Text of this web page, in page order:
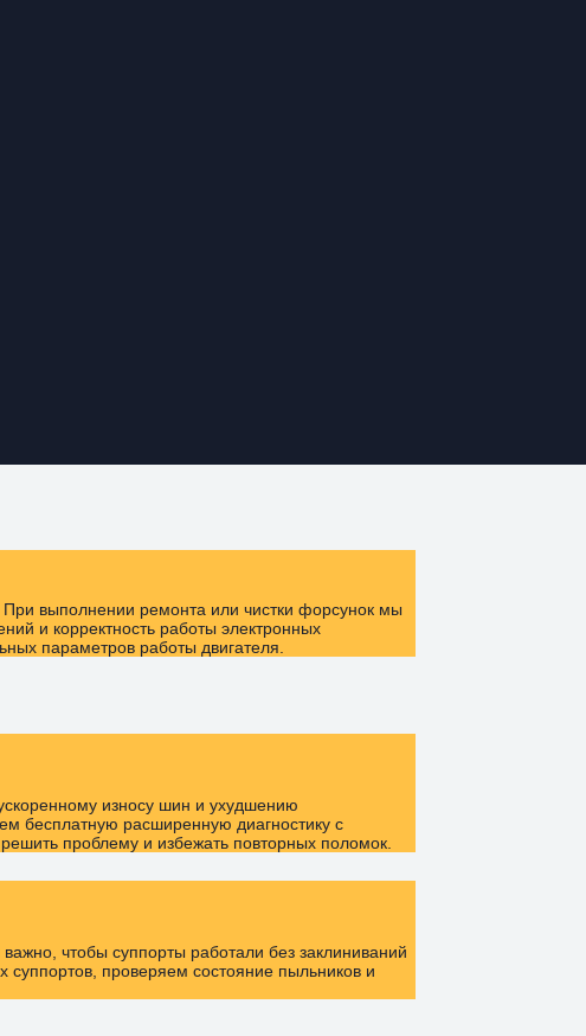
При выполнении ремонта или чистки форсунок мы
и корректность работы электронных
параметров работы двигателя.
износу шин и ухудшению
бесплатную расширенную диагностику с
проблему и избежать повторных поломок.
чтобы суппорты работали без заклиниваний
проверяем состояние пыльников и